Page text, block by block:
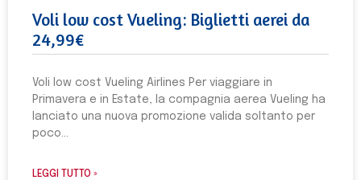
Voli low cost Vueling: Biglietti aerei da
24,99€
Voli low cost Vueling Airlines Per viaggiare in
Primavera e in Estate, la compagnia aerea Vueling ha
lanciato una nuova promozione valida soltanto per
poco
LEGGI TUTTO »